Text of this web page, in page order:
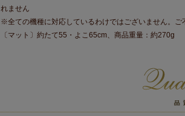
れません
※全ての機種に対応しているわけではございません。ご
〔マット〕約たて55・よこ65cm、商品重量：約270g